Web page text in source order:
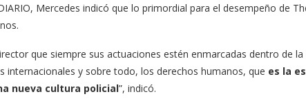
Mercedes indicó que lo primordial para el desempeño de
que siempre sus actuaciones estén enmarcadas dentro de
internacionales y sobre todo, los derechos humanos, que es la
nueva cultura policial”, indicó.